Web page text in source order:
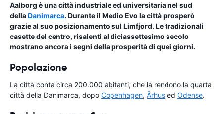
Aalborg è una città industriale ed universitaria nel sud
dellaDanimarca. Durante il Medio Evo la città prosperò
grazie al suo posizionamento sul Limfjord. Le tradizionali
casette del centro, risalenti al diciassettesimo secolo
mostrano ancora i segni della prosperità di quei giorni.
Popolazione
La città conta circa 200.000 abitanti, che la rendono la quarta
città della Danimarca, dopo Copenhagen, Århus ed Odense.